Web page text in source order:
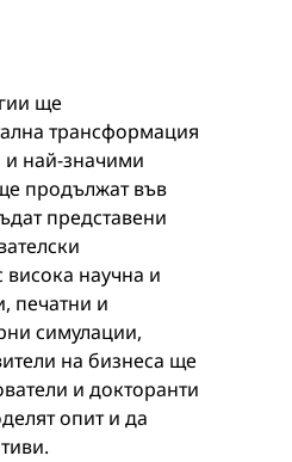
ще
трансформация
и най-значими
продължат във
представени
висока научна и
печатни и
симулации,
на бизнеса ще
и докторанти
опит и да